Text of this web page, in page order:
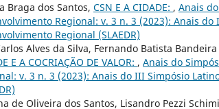
Braga dos Santos, CSN E A CIDADE: , Anais
Regional: v. 3 n. 3 (2023): Anais
Regional (SLAEDR)
Alves da Silva, Fernando Batista
E A COCRIAÇÃO DE VALOR: , Anais do
v. 3 n. 3 (2023): Anais do III Simpósio
de Oliveira dos Santos, Lisandro Pezzi